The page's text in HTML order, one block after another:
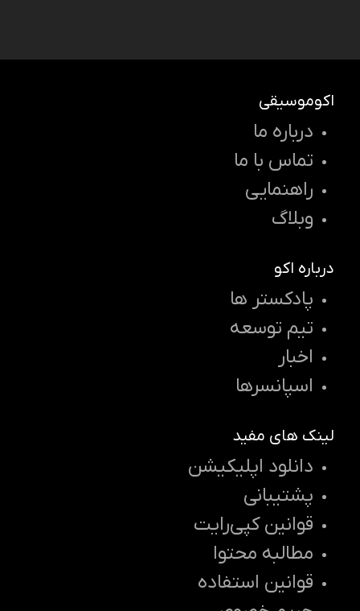
اکوموسیقی
درباره ما
تماس با ما
راهنمایی
وبلاگ
درباره اکو
پادکستر ها
تیم توسعه
اخبار
اسپانسرها
لینک های مفید
دانلود اپلیکیشن
پشتیبانی
قوانین کپی‌رایت
مطالبه محتوا
قوانین استفاده